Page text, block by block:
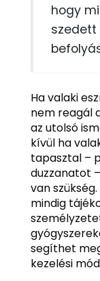
hogy
szedett
Ha valaki
nem reagál
az utolsó
kívül ha
tapasztal –
duzzanatot
van
mindig
segíthet
kezelési